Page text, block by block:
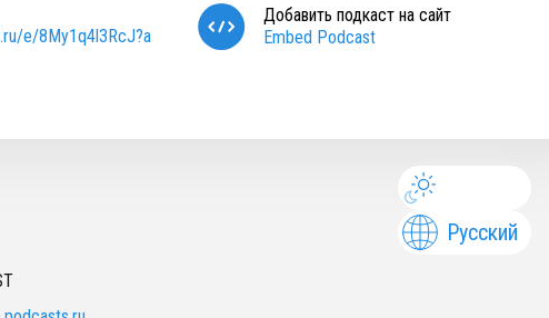
e/8My1q4l3RcJ?a
Добавить подкаст на сайт
Embed Podcast
Русский